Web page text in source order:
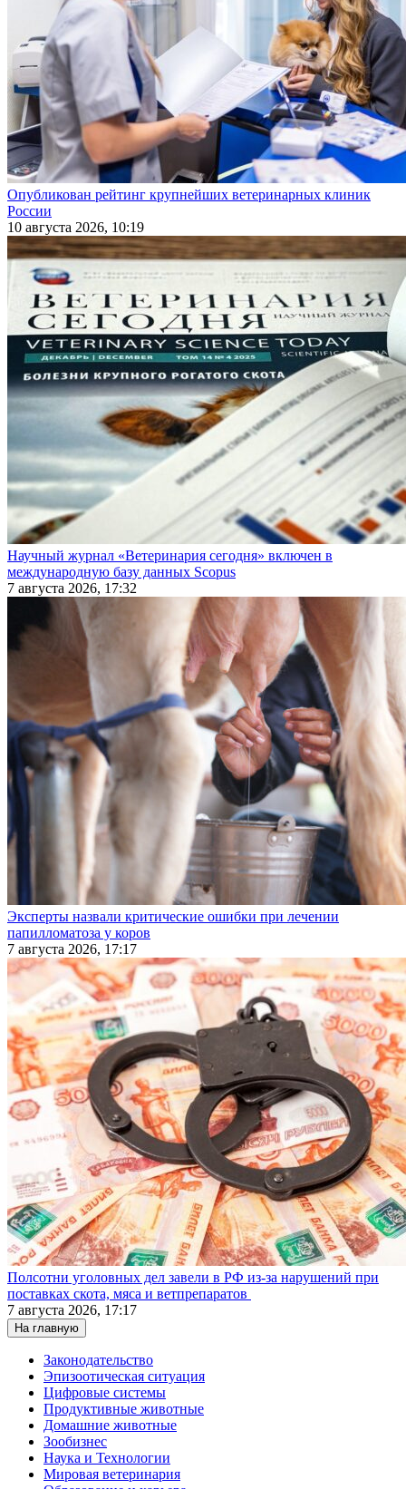
Опубликован рейтинг крупнейших ветеринарных клиник
России
10 августа 2026, 10:19
Научный журнал «Ветеринария сегодня» включен в
международную базу данных Scopus
7 августа 2026, 17:32
Эксперты назвали критические ошибки при лечении
папилломатоза у коров
7 августа 2026, 17:17
Полсотни уголовных дел завели в РФ из-за нарушений при
поставках скота, мяса и ветпрепаратов
7 августа 2026, 17:17
На главную
Законодательство
Эпизоотическая ситуация
Цифровые системы
Продуктивные животные
Домашние животные
Зообизнес
Наука и Технологии
Мировая ветеринария